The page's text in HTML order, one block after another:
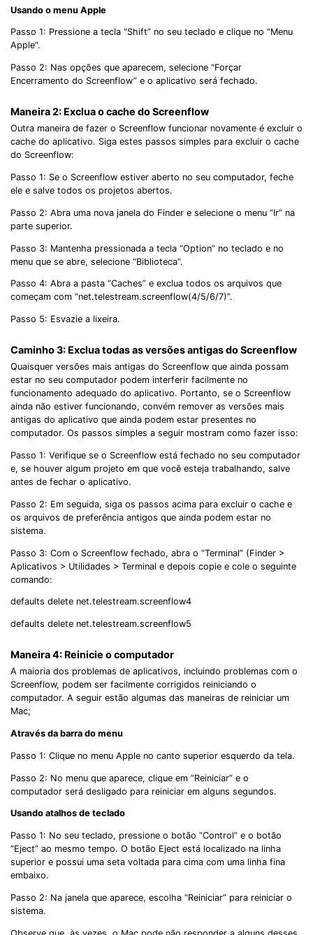
Usando o menu Apple
Passo 1: Pressione a tecla “Shift” no seu teclado e clique no “Menu
Apple”.
Passo 2: Nas opções que aparecem, selecione “Forçar
Encerramento do Screenflow” e o aplicativo será fechado.
Maneira 2: Exclua o cache do Screenflow
Outra maneira de fazer o Screenflow funcionar novamente é excluir o
cache do aplicativo. Siga estes passos simples para excluir o cache
do Screenflow:
Passo 1: Se o Screenflow estiver aberto no seu computador, feche
ele e salve todos os projetos abertos.
Passo 2: Abra uma nova janela do Finder e selecione o menu “Ir” na
parte superior.
Passo 3: Mantenha pressionada a tecla “Option” no teclado e no
menu que se abre, selecione “Biblioteca”.
Passo 4: Abra a pasta “Caches” e exclua todos os arquivos que
começam com “net.telestream.screenflow(4/5/6/7)”.
Passo 5: Esvazie a lixeira.
Caminho 3: Exclua todas as versões antigas do Screenflow
Quaisquer versões mais antigas do Screenflow que ainda possam
estar no seu computador podem interferir facilmente no
funcionamento adequado do aplicativo. Portanto, se o Screenflow
ainda não estiver funcionando, convém remover as versões mais
antigas do aplicativo que ainda podem estar presentes no
computador. Os passos simples a seguir mostram como fazer isso:
Passo 1: Verifique se o Screenflow está fechado no seu computador
e, se houver algum projeto em que você esteja trabalhando, salve
antes de fechar o aplicativo.
Passo 2: Em seguida, siga os passos acima para excluir o cache e
os arquivos de preferência antigos que ainda podem estar no
sistema.
Passo 3: Com o Screenflow fechado, abra o “Terminal” (Finder >
Aplicativos > Utilidades > Terminal e depois copie e cole o seguinte
comando:
defaults delete net.telestream.screenflow4
defaults delete net.telestream.screenflow5
Maneira 4: Reinicie o computador
A maioria dos problemas de aplicativos, incluindo problemas com o
Screenflow, podem ser facilmente corrigidos reiniciando o
computador. A seguir estão algumas das maneiras de reiniciar um
Mac;
Através da barra do menu
Passo 1: Clique no menu Apple no canto superior esquerdo da tela.
Passo 2: No menu que aparece, clique em “Reiniciar” e o
computador será desligado para reiniciar em alguns segundos.
Usando atalhos de teclado
Passo 1: No seu teclado, pressione o botão “Control” e o botão
“Eject” ao mesmo tempo. O botão Eject está localizado na linha
superior e possui uma seta voltada para cima com uma linha fina
embaixo.
Passo 2: Na janela que aparece, escolha “Reiniciar” para reiniciar o
sistema.